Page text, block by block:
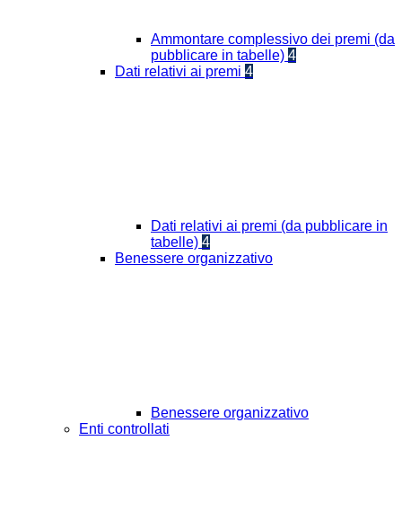
Ammontare complessivo dei premi (da
pubblicare in tabelle) 4
Dati relativi ai premi 4
Dati relativi ai premi (da pubblicare in
tabelle) 4
Benessere organizzativo
Benessere organizzativo
Enti controllati